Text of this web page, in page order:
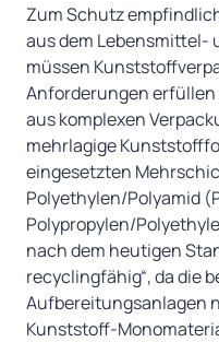
Zum Schutz
aus dem Lebensmittel-
müssen
Anforderungen
aus komplexen
mehrlagige
eingesetzten
Polyethylen/Polyamid
Polypropylen/
nach dem heutigen
recyclingfähig“, da die
Aufbereitungsanlagen
Kunststoff-